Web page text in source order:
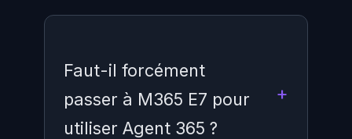
Faut-il forcément
passer à M365 E7 pour
utiliser Agent 365 ?